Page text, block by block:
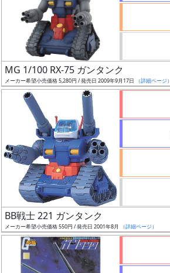
選
中
活
発
売
Web
プッ
MG 1/100 RX-75 ガンタンク
メーカー希望小売価格 5,280円 / 発売日 2009年9月17日 （詳細ページ）
BB戦士 221 ガンタンク
メーカー希望小売価格 550円 / 発売日 2001年8月 （詳細ページ）